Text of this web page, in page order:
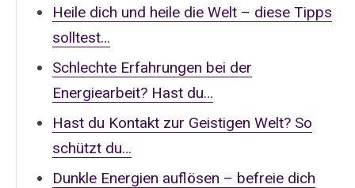
Heile dich und heile die Welt – diese Tipps
solltest…
Schlechte Erfahrungen bei der
Energiearbeit? Hast du…
Hast du Kontakt zur Geistigen Welt? So
schützt du…
Dunkle Energien auflösen – befreie dich